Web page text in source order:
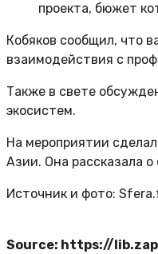
проекта, бюжет
Кобяков сообщил, что
взаимодействия с
Также в свете
экосистем.
На мероприятии
Азии. Она рассказала
Источник и фото:
Source: https://